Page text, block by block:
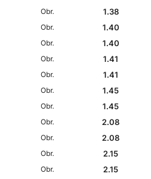
Obr.
1.38
Obr.
1.40
Obr.
1.40
Obr.
1.41
Obr.
1.41
Obr.
1.45
Obr.
1.45
Obr.
2.08
Obr.
2.08
Obr.
2.15
Obr.
2.15